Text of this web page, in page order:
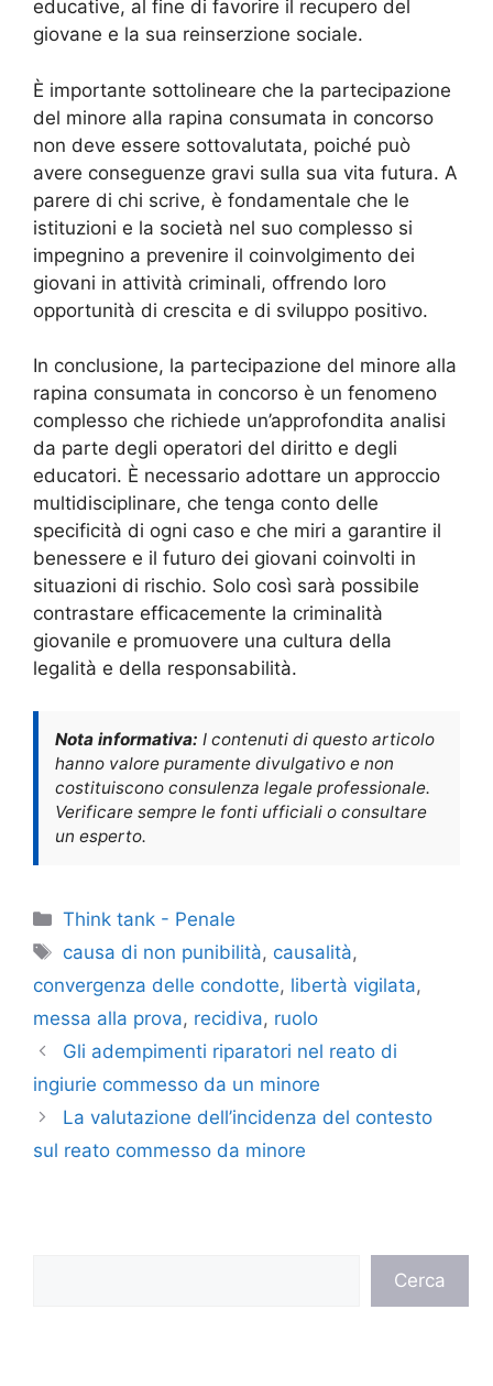
educative, al fine di favorire il recupero del
giovane e la sua reinserzione sociale.
È importante sottolineare che la partecipazione
del minore alla rapina consumata in concorso
non deve essere sottovalutata, poiché può
avere conseguenze gravi sulla sua vita futura. A
parere di chi scrive, è fondamentale che le
istituzioni e la società nel suo complesso si
impegnino a prevenire il coinvolgimento dei
giovani in attività criminali, offrendo loro
opportunità di crescita e di sviluppo positivo.
In conclusione, la partecipazione del minore alla
rapina consumata in concorso è un fenomeno
complesso che richiede un’approfondita analisi
da parte degli operatori del diritto e degli
educatori. È necessario adottare un approccio
multidisciplinare, che tenga conto delle
specificità di ogni caso e che miri a garantire il
benessere e il futuro dei giovani coinvolti in
situazioni di rischio. Solo così sarà possibile
contrastare efficacemente la criminalità
giovanile e promuovere una cultura della
legalità e della responsabilità.
Nota informativa: I contenuti di questo articolo
hanno valore puramente divulgativo e non
costituiscono consulenza legale professionale.
Verificare sempre le fonti ufficiali o consultare
un esperto.
Categorie
Think tank - Penale
Tag
causa di non punibilità, causalità,
convergenza delle condotte, libertà vigilata,
messa alla prova, recidiva, ruolo
Gli adempimenti riparatori nel reato di
ingiurie commesso da un minore
La valutazione dell’incidenza del contesto
sul reato commesso da minore
Cerca